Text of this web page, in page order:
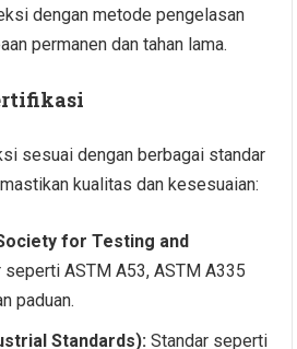
dengan metode pengelasan
permanen dan tahan lama.
sesuai dengan berbagai standar
kualitas dan kesesuaian:
for Testing and
seperti ASTM A53, ASTM A335
paduan.
Standards): Standar seperti